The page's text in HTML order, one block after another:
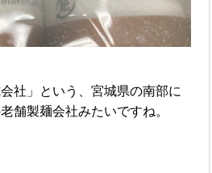
社」という、宮城県の南部に
舗製麺会社みたいですね。